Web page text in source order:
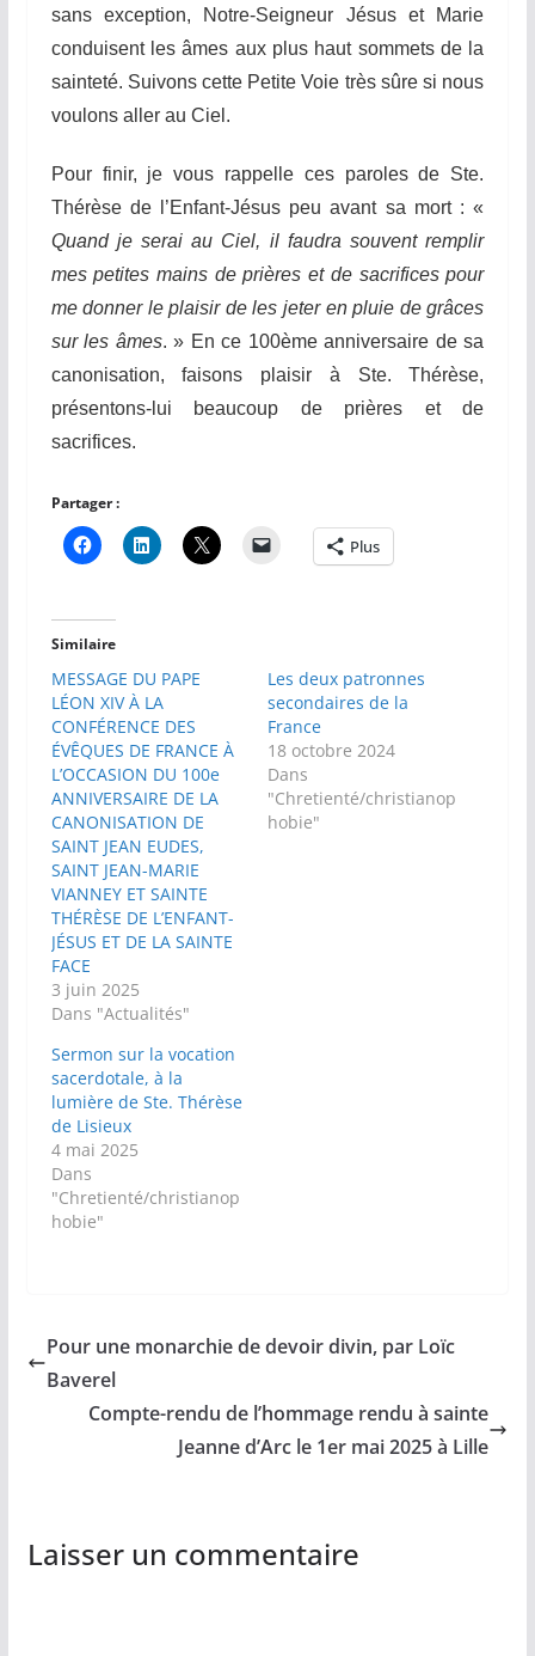
sans exception, Notre-Seigneur Jésus et Marie
conduisent les âmes aux plus haut sommets de la
sainteté. Suivons cette Petite Voie très sûre si nous
voulons aller au Ciel.
Pour finir, je vous rappelle ces paroles de Ste.
Thérèse de l’Enfant-Jésus peu avant sa mort : «
Quand je serai au Ciel, il faudra souvent remplir
mes petites mains de prières et de sacrifices pour
me donner le plaisir de les jeter en pluie de grâces
sur les âmes. » En ce 100ème anniversaire de sa
canonisation, faisons plaisir à Ste. Thérèse,
présentons-lui beaucoup de prières et de
sacrifices.
Partager :
Plus
Similaire
MESSAGE DU PAPE
LÉON XIV À LA
CONFÉRENCE DES
ÉVÊQUES DE FRANCE À
L’OCCASION DU 100e
ANNIVERSAIRE DE LA
CANONISATION DE
SAINT JEAN EUDES,
SAINT JEAN-MARIE
VIANNEY ET SAINTE
THÉRÈSE DE L’ENFANT-
JÉSUS ET DE LA SAINTE
FACE
3 juin 2025
Dans "Actualités"
Les deux patronnes
secondaires de la
France
18 octobre 2024
Dans
"Chretienté/christianop
hobie"
Sermon sur la vocation
sacerdotale, à la
lumière de Ste. Thérèse
de Lisieux
4 mai 2025
Dans
"Chretienté/christianop
hobie"
Pour une monarchie de devoir divin, par Loïc
Baverel
Compte-rendu de l’hommage rendu à sainte
Jeanne d’Arc le 1er mai 2025 à Lille
Laisser un commentaire